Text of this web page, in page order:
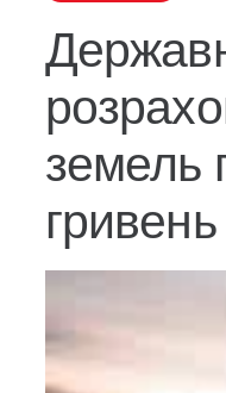
земель
гривень